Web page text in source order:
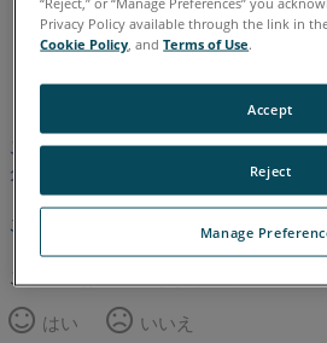
英語
この記事は翻訳されていません。英語
クしてください。
このページのトップへ
この記事は役に立ちましたか？
はい
いいえ
Privacy Policy available through the link in
Cookie Policy , andTerms of Use.
Manage
Reject
Accept